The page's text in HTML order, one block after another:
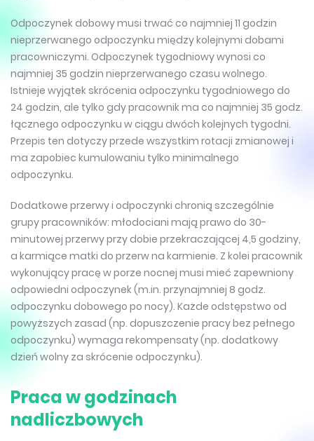
Odpoczynek dobowy musi trwać co najmniej 11 godzin
nieprzerwanego odpoczynku między kolejnymi dobami
pracowniczymi. Odpoczynek tygodniowy wynosi co
najmniej 35 godzin nieprzerwanego czasu wolnego.
Istnieje wyjątek skrócenia odpoczynku tygodniowego do
24 godzin, ale tylko gdy pracownik ma co najmniej 35 godz.
łącznego odpoczynku w ciągu dwóch kolejnych tygodni.
Przepis ten dotyczy przede wszystkim rotacji zmianowej i
ma zapobiec kumulowaniu tylko minimalnego
odpoczynku.
Dodatkowe przerwy i odpoczynki chronią szczególnie
grupy pracowników: młodociani mają prawo do 30-
minutowej przerwy przy dobie przekraczającej 4,5 godziny,
a karmiące matki do przerw na karmienie. Z kolei pracownik
wykonujący pracę w porze nocnej musi mieć zapewniony
odpowiedni odpoczynek (m.in. przynajmniej 8 godz.
odpoczynku dobowego po nocy). Każde odstępstwo od
powyższych zasad (np. dopuszczenie pracy bez pełnego
odpoczynku) wymaga rekompensaty (np. dodatkowy
dzień wolny za skrócenie odpoczynku).
Praca w godzinach
nadliczbowych